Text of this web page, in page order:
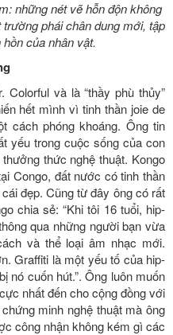
những nét vẽ hỗn độn không
phái chân dung mới, tập
của nhân vật.
và là “thầy phù thủy”
hết mình vì tinh thần joie de
cách phóng khoáng. Ông tin
yếu trong cuộc sống của con
thức nghệ thuật. Kongo
Congo, đất nước có tinh thần
đẹp. Cũng từ đây ông có rất
chia sẻ: “Khi tôi 16 tuổi, hip-
qua những người bạn vừa
và thể loại âm nhạc mới.
Graffiti là một yếu tố của hip-
nó cuốn hút.”. Ông luôn muốn
nhất đến cho cộng đồng với
minh nghệ thuật mà ông
công nhận không kém gì các